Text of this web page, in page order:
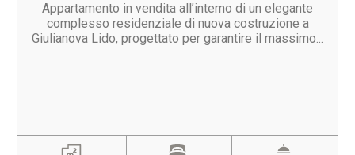
Appartamento in vendita all’interno di un elegante
complesso residenziale di nuova costruzione a
Giulianova Lido, progettato per garantire il massimo...